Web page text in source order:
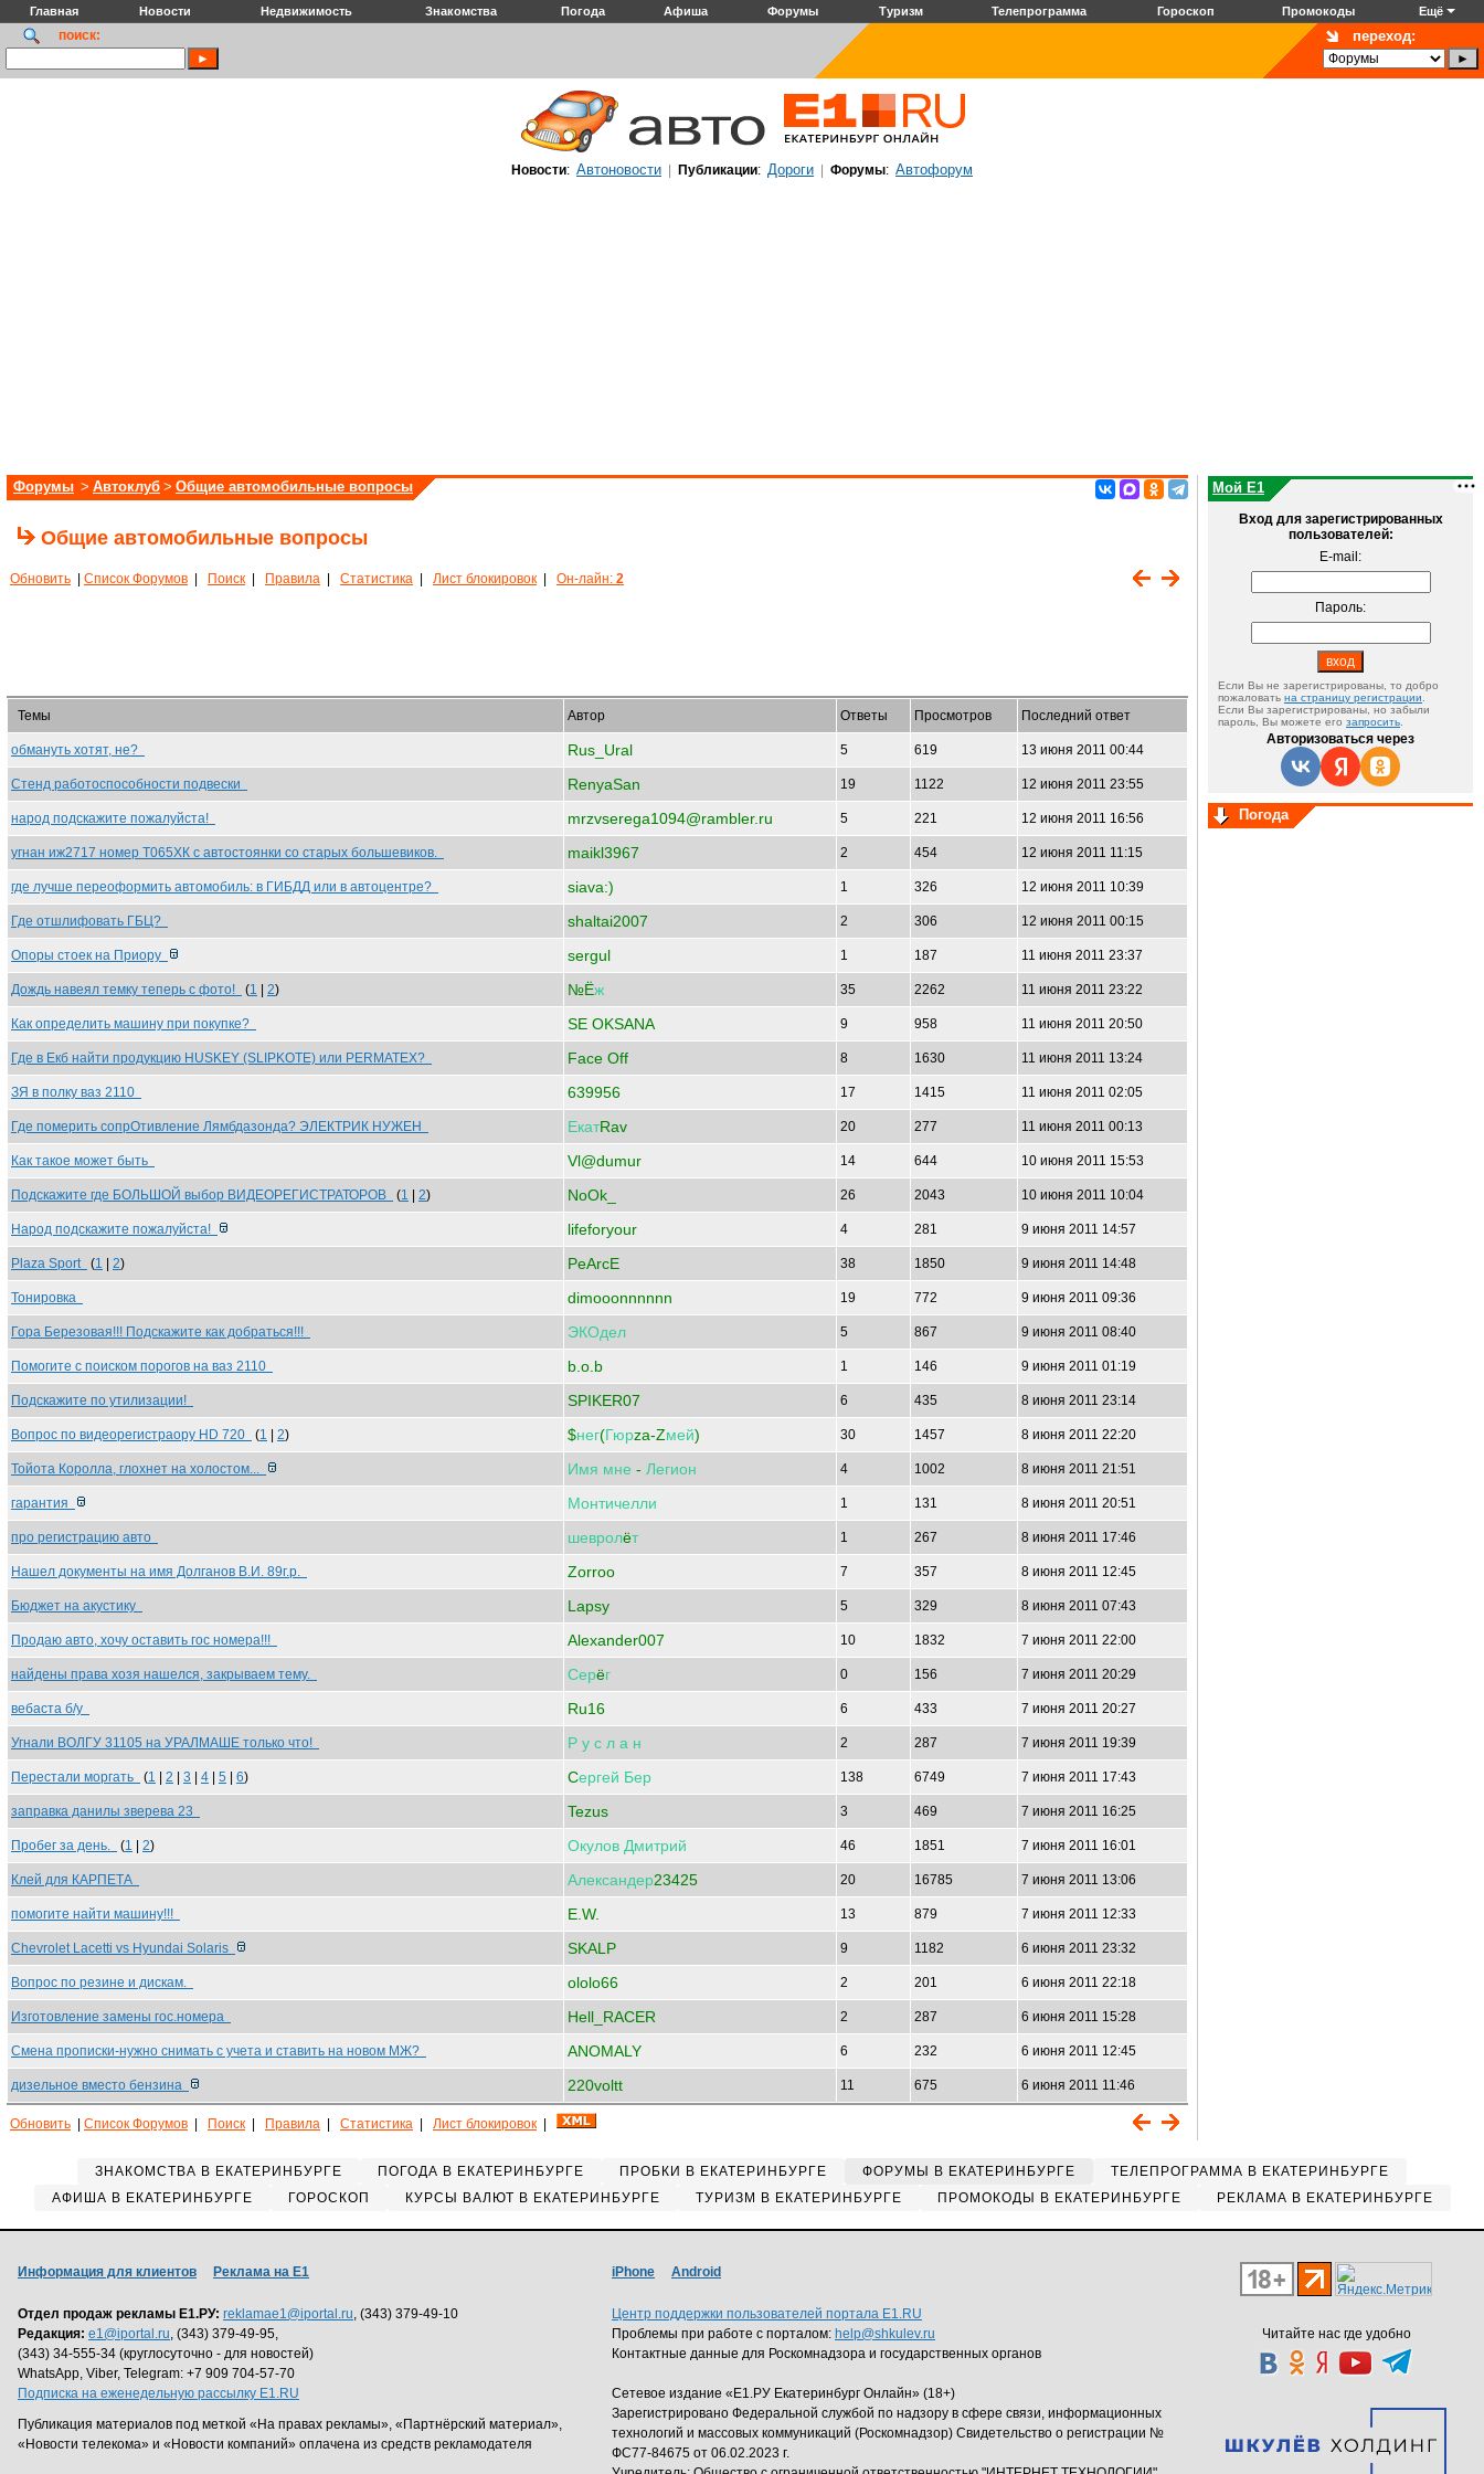
Главная Новости Недвижимость Знакомства Погода Афиша Форумы Туризм Телепрограмма Гороскоп Промокоды Ещё
поиск: переход:
Новости: Автоновости Публикации: Дороги Форумы: Автофорум
Форумы > Автоклуб > Общие автомобильные вопросы
Общие автомобильные вопросы
Обновить Список Форумов Поиск Правила Статистика Лист блокировок Он-лайн: 2
Темы Автор Ответы Просмотров Последний ответ
обмануть хотят, не? Rus_Ural 5 619 13 июня 2011 00:44
Стенд работоспособности подвески RenyaSan 19 1122 12 июня 2011 23:55
народ подскажите пожалуйста! mrzvserega1094@rambler.ru 5 221 12 июня 2011 16:56
угнан иж2717 номер Т065ХК с автостоянки со старых большевиков. maikl3967 2 454 12 июня 2011 11:15
где лучше переоформить автомобиль: в ГИБДД или в автоцентре? siava:) 1 326 12 июня 2011 10:39
Где отшлифовать ГБЦ? shaltai2007 2 306 12 июня 2011 00:15
Опоры стоек на Приору sergul 1 187 11 июня 2011 23:37
Дождь навеял темку теперь с фото! (1 2) №Ёж 35 2262 11 июня 2011 23:22
Как определить машину при покупке? SE OKSANA 9 958 11 июня 2011 20:50
Где в Екб найти продукцию HUSKEY (SLIPKOTE) или PERMATEX? Face Off 8 1630 11 июня 2011 13:24
ЗЯ в полку ваз 2110 639956 17 1415 11 июня 2011 02:05
Где померить сопрОтивление Лямбдазонда? ЭЛЕКТРИК НУЖЕН ЕкатRav 20 277 11 июня 2011 00:13
Как такое может быть Vl@dumur 14 644 10 июня 2011 15:53
Подскажите где БОЛЬШОЙ выбор ВИДЕОРЕГИСТРАТОРОВ (1 2) NoOk_ 26 2043 10 июня 2011 10:04
Народ подскажите пожалуйста! lifeforyour 4 281 9 июня 2011 14:57
Plaza Sport (1 2) PeArcE 38 1850 9 июня 2011 14:48
Тонировка dimooonnnnnn 19 772 9 июня 2011 09:36
Гора Березовая!!! Подскажите как добраться!!! ЭКОдел 5 867 9 июня 2011 08:40
Помогите с поиском порогов на ваз 2110 b.o.b 1 146 9 июня 2011 01:19
Подскажите по утилизации! SPIKER07 6 435 8 июня 2011 23:14
Вопрос по видеорегистраору HD 720 (1 2) $нег(Гюрza-Zмей) 30 1457 8 июня 2011 22:20
Тойота Королла, глохнет на холостом... Имя мне - Легион 4 1002 8 июня 2011 21:51
гарантия Монтичелли 1 131 8 июня 2011 20:51
про регистрацию авто шевролёт 1 267 8 июня 2011 17:46
Нашел документы на имя Долганов В.И. 89г.р. Zorroo 7 357 8 июня 2011 12:45
Бюджет на акустику Lapsy 5 329 8 июня 2011 07:43
Продаю авто, хочу оставить гос номера!!! Alexander007 10 1832 7 июня 2011 22:00
найдены права хозя нашелся, закрываем тему. Серёг 0 156 7 июня 2011 20:29
вебаста б/у Ru16 6 433 7 июня 2011 20:27
Угнали ВОЛГУ 31105 на УРАЛМАШЕ только что! Р у с л а н 2 287 7 июня 2011 19:39
Перестали моргать (1 2 3 4 5 6) Cергей Бер 138 6749 7 июня 2011 17:43
заправка данилы зверева 23 Tezus 3 469 7 июня 2011 16:25
Пробег за день. (1 2) Окулов Дмитрий 46 1851 7 июня 2011 16:01
Клей для КАРПЕТА Александер23425 20 16785 7 июня 2011 13:06
помогите найти машину!!! E.W. 13 879 7 июня 2011 12:33
Chevrolet Lacetti vs Hyundai Solaris SKALP 9 1182 6 июня 2011 23:32
Вопрос по резине и дискам. ololo66 2 201 6 июня 2011 22:18
Изготовление замены гос.номера Hell_RACER 2 287 6 июня 2011 15:28
Смена прописки-нужно снимать с учета и ставить на новом МЖ? ANOMALY 6 232 6 июня 2011 12:45
дизельное вместо бензина 220voltt 11 675 6 июня 2011 11:46
Обновить Список Форумов Поиск Правила Статистика Лист блокировок
Мой E1
Вход для зарегистрированных
пользователей:
E-mail:
Пароль:
Если Вы не зарегистрированы, то добро
пожаловать на страницу регистрации
Если Вы зарегистрированы, но забыли
пароль, Вы можете его запросить
Авторизоваться через
Погода
ЗНАКОМСТВА В ЕКАТЕРИНБУРГЕ ПОГОДА В ЕКАТЕРИНБУРГЕ ПРОБКИ В ЕКАТЕРИНБУРГЕ ФОРУМЫ В ЕКАТЕРИНБУРГЕ
ТЕЛЕПРОГРАММА В ЕКАТЕРИНБУРГЕ
АФИША В ЕКАТЕРИНБУРГЕ
ГОРОСКОП КУРСЫ ВАЛЮТ В ЕКАТЕРИНБУРГЕ ТУРИЗМ В ЕКАТЕРИНБУРГЕ ПРОМОКОДЫ В ЕКАТЕРИНБУРГЕ РЕКЛАМА В ЕКАТЕРИНБУРГЕ
Читайте нас где удобно
Информация для клиентов Реклама на Е1
Отдел продаж рекламы Е1.РУ: reklamae1@iportal.ru, (343) 379-49-10
Редакция: e1@iportal.ru, (343) 379-49-95,
(343) 34-555-34 (круглосуточно - для новостей)
WhatsApp, Viber, Telegram: +7 909 704-57-70
Подписка на еженедельную рассылку E1.RU
Публикация материалов под меткой «На правах рекламы», «Партнёрский материал»,
«Новости телекома» и «Новости компаний» оплачена из средств рекламодателя
iPhone Android
Центр поддержки пользователей портала E1.RU
Проблемы при работе с порталом: help@shkulev.ru
Контактные данные для Роскомнадзора и государственных органов
Сетевое издание «Е1.РУ Екатеринбург Онлайн» (18+)
Зарегистрировано Федеральной службой по надзору в сфере связи, информационных
технологий и массовых коммуникаций (Роскомнадзор) Свидетельство о регистрации №
ФС77-84675 от 06.02.2023 г.